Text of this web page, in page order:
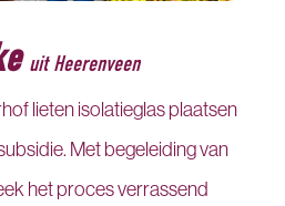
uit Heerenveen
lieten isolatieglas plaatsen
Met begeleiding van
het proces verrassend